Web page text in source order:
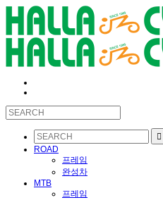
ROAD
프레임
완성차
MTB
프레임